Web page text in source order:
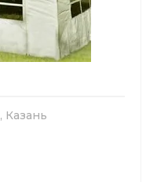
, Казань